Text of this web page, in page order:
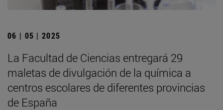
06 | 05 | 2025
La Facultad de Ciencias entregará 29
maletas de divulgación de la química a
centros escolares de diferentes provincias
de España